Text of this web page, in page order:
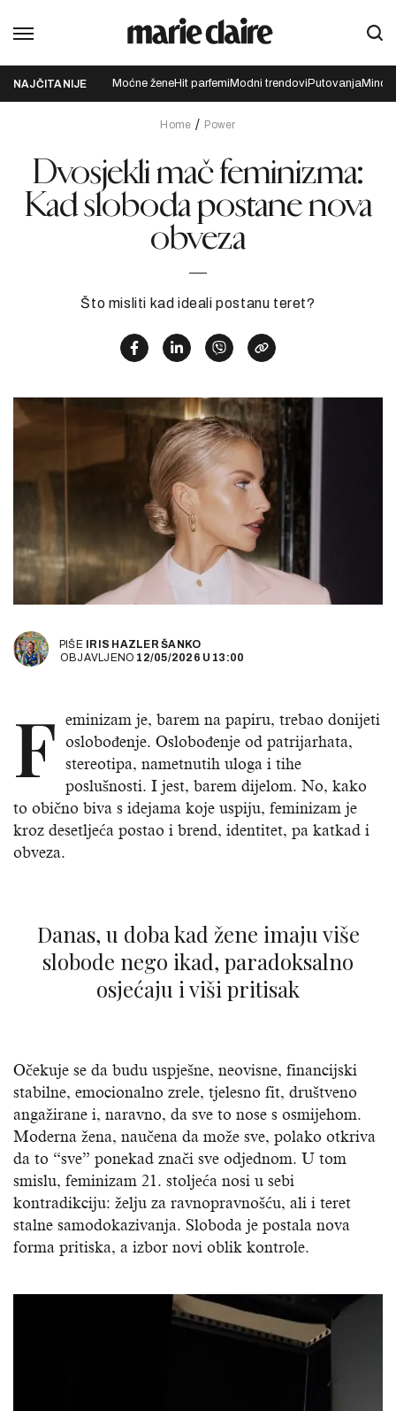
NAJČITANIJE Moćne ženeHit parfemi Modni trendovi Putovanja
Home Power
Dvosjekli mač feminizma:
Kad sloboda postane nova
obveza
Što misliti kad ideali postanu teret?
PIŠE IRIS HAZLER ŠANKO
OBJAVLJENO 12/05/2026 U 13:00
F eminizam je, barem na papiru, trebao donijeti
oslobođenje. Oslobođenje od patrijarhata,
stereotipa, nametnutih uloga i tihe
poslušnosti. I jest, barem dijelom. No, kako
to obično biva s idejama koje uspiju, feminizam je
kroz desetljeća postao i brend, identitet, pa katkad i
obveza.
Danas, u doba kad žene imaju više
slobode nego ikad, paradoksalno
osjećaju i viši pritisak
Očekuje se da budu uspješne, neovisne, financijski
stabilne, emocionalno zrele, tjelesno fit, društveno
angažirane i, naravno, da sve to nose s osmijehom.
Moderna žena, naučena da može sve, polako otkriva
da to “sve” ponekad znači sve odjednom. U tom
smislu, feminizam 21. stoljeća nosi u sebi
kontradikciju: želju za ravnopravnošću, ali i teret
stalne samodokazivanja. Sloboda je postala nova
forma pritiska, a izbor novi oblik kontrole.